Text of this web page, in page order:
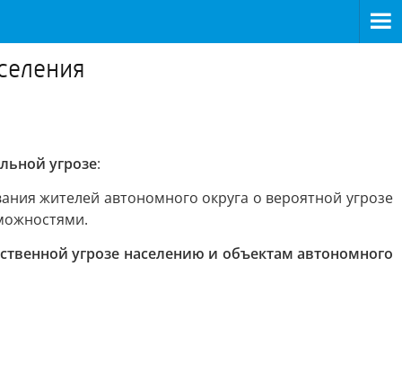
угрозе:
жителей автономного округа о вероятной угрозе
угрозе населению и объектам автономного